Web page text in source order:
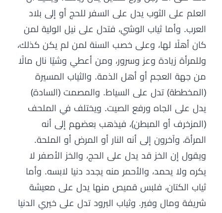
العلم على الثوب يدل على السفر للحج أو إلى بلاد
العرب. وأما ثياب الوشي، فتدل على نيل الولية لمن
كان أهلًا لها، وعلى خصب السنة لمن لم يكن كذلك،
وللمرأة زيادة وعز وسرور، ومن أعطي وشيًا نال مالًا
من جهة العجم أو أهل الذمة. والثياب المسيرة
(المخططة) تدل على السياط. والمصمت (السادة)
يدل على الجاه ورفع الصيت. ويختلف في الملحف
(المزخرف أو المبطن)، فيذهب بعضهم إلى أنه
المرأة، وآخرون إلى أنه النار أو المرض أو الملحة.
ويقول إن الخز قد يدل على الحج، والخز الأصفر لا
يكره ولا يحمد، والأحمر منه يجدد دنيا لابسه. وأما
ثياب الكتان، فلبس قميص منها يدل على معيشة
شريفة ومال وفير. وثياب البرود تدل على خيري الدنيا